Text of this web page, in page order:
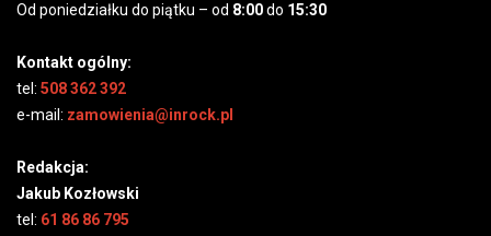
Od poniedziałku do piątku – od 8:00do 15:30
Kontakt ogólny:
tel: 508 362 392
e-mail: zamowienia@inrock.pl
Redakcja:
Jakub Kozłowski
tel: 61 86 86 795